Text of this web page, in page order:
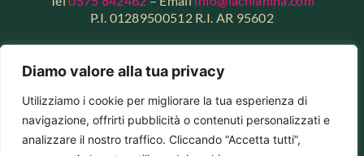
Diamo valore alla tua privacy
Utilizziamo i cookie per migliorare la tua esperienza di
navigazione, offrirti pubblicità o contenuti personalizzati e
analizzare il nostro traffico. Cliccando “Accetta tutti”,
P.I. 01289500512 R.I. AR 95602
Dichiarazione di accessibilità
Amministrazione trasparente